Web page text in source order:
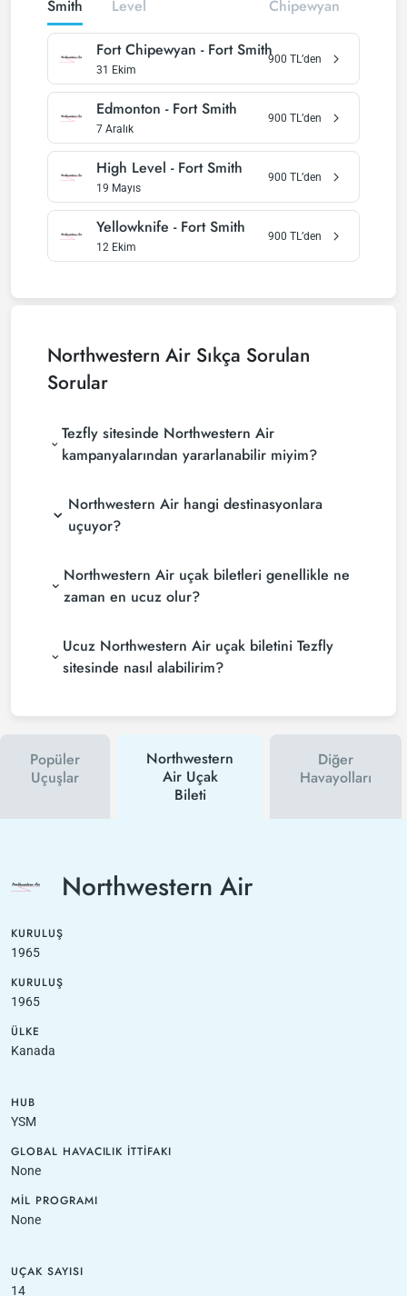
Smith Level Chipewyan
Fort Chipewyan - Fort Smith
31 Ekim
900 TL’den
Edmonton - Fort Smith
7 Aralık
900 TL’den
High Level - Fort Smith
19 Mayıs
900 TL’den
Yellowknife - Fort Smith
12 Ekim
900 TL’den
Northwestern Air Sıkça Sorulan
Sorular
Tezfly sitesinde Northwestern Air
kampanyalarından yararlanabilir miyim?
Northwestern Air hangi destinasyonlara
uçuyor?
Northwestern Air uçak biletleri genellikle ne
zaman en ucuz olur?
Ucuz Northwestern Air uçak biletini Tezfly
sitesinde nasıl alabilirim?
Popüler
Uçuşlar
Northwestern
Air Uçak
Bileti
Diğer
Havayolları
Northwestern Air
KURULUŞ
1965
KURULUŞ
1965
ÜLKE
Kanada
HUB
YSM
GLOBAL HAVACILIK İTTIFAKI
None
MIL PROGRAMI
None
UÇAK SAYISI
14